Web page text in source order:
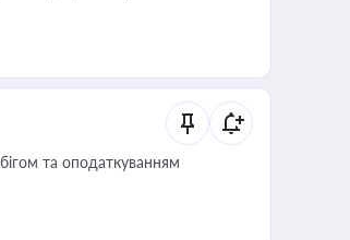
та оподаткуванням